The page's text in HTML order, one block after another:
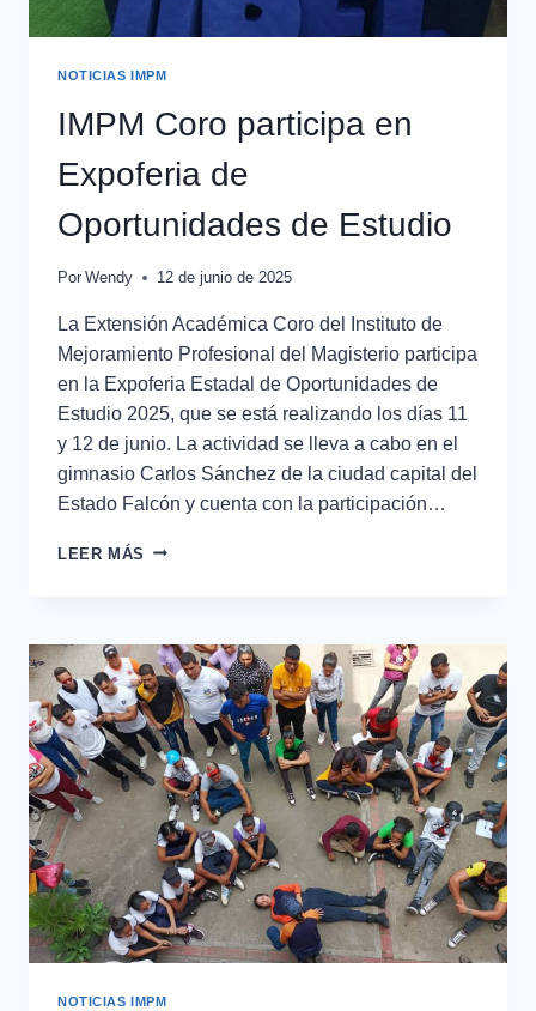
NOTICIAS IMPM
IMPM Coro participa en
Expoferia de
Oportunidades de Estudio
Por Wendy 12 de junio de 2025
La Extensión Académica Coro del Instituto de
Mejoramiento Profesional del Magisterio participa
en la Expoferia Estadal de Oportunidades de
Estudio 2025, que se está realizando los días 11
y 12 de junio. La actividad se lleva a cabo en el
gimnasio Carlos Sánchez de la ciudad capital del
Estado Falcón y cuenta con la participación…
LEER MÁS
NOTICIAS IMPM